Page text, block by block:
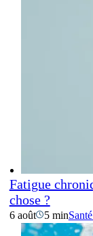
Fatigue
chose ?
6 août 5 min